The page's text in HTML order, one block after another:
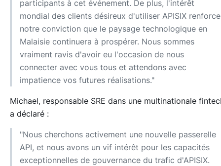
participants à cet événement. De plus, l'intérêt
mondial des clients désireux d'utiliser APISIX renforce
notre conviction que le paysage technologique en
Malaisie continuera à prospérer. Nous sommes
vraiment ravis d'avoir eu l'occasion de nous
connecter avec vous tous et attendons avec
impatience vos futures réalisations."
Michael, responsable SRE dans une multinationale
a déclaré :
"Nous cherchons activement une nouvelle passerelle
API, et nous avons un vif intérêt pour les capacités
exceptionnelles de gouvernance du trafic d'APISIX.